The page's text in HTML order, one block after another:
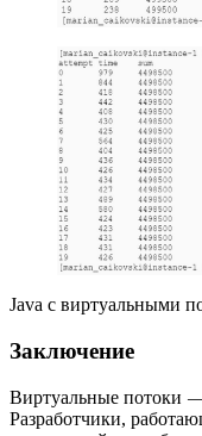
Java с виртуальными
Заключение
Виртуальные потоки
Разработчики,